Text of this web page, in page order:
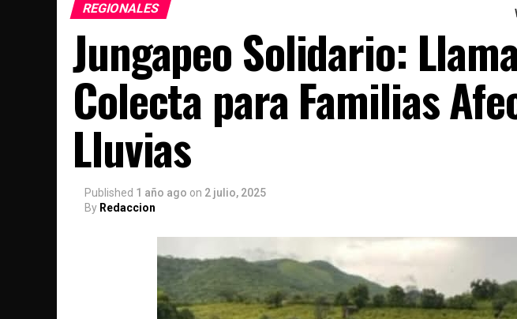
REGIONALES
Jungapeo Solidario:
Colecta para Familias
Lluvias
Published 1 año ago on 2 julio, 2025
By Redaccion